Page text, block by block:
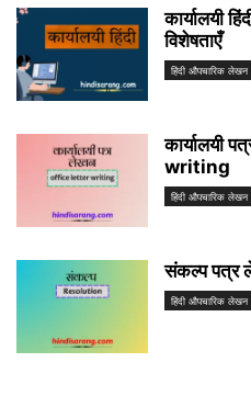
कार्यालयी
विशेषताएँ
हिंदी औपचारिक लेखन
कार्यालयी
writing
हिंदी औपचारिक लेखन
संकल्प
हिंदी औपचारिक लेखन